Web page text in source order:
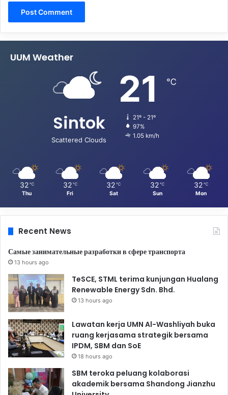
UUM Weather
Sintok
Scattered Clouds
21 ℃
21º - 21º
97%
1.05 km/h
32 ℃
Thu
32 ℃
Fri
32 ℃
Sat
32 ℃
Sun
32 ℃
Mon
Recent News
Самые занимательные разработки в сфере транспорта
13 hours ago
TeSCE, STML terima kunjungan Hualang
Renewable Energy Sdn. Bhd.
13 hours ago
Lawatan kerja UMN Al-Washliyah buka
ruang kerjasama strategik bersama
IPDM, SBM dan SoE
18 hours ago
SBM teroka peluang kolaborasi
akademik bersama Shandong Jianzhu